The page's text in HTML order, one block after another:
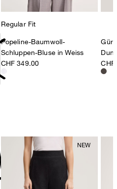
Regular Fit
Popeline-Baumwoll-
Schluppen-Bluse in Weiss
CHF 349.00